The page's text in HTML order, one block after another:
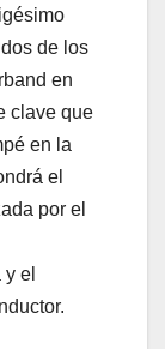
de los
en
clave que
en la
el
por el
el